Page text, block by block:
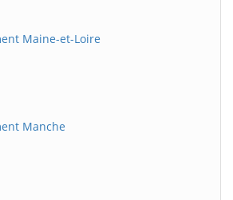
Maine-et-Loire
Manche